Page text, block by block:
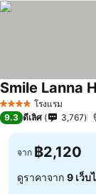
4 ดาว โรงแรม
Smile Lanna
9.3 ดีเลิศ 3,767
จาก ฿2,120
ดูราคาจาก 9 เว็บ